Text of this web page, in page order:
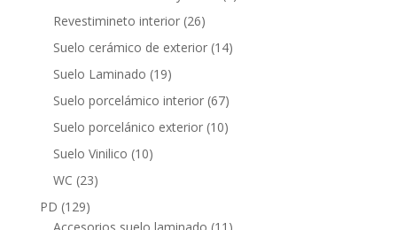
Revestimineto interior 2626
productos
Suelo cerámico de exterior 1414
Suelo Laminado 1919
productos
Suelo porcelámico interior 6767
productos
Suelo porcelánico exterior 1010
Suelo Vinilico 1010
WC 2323
PD 129129
productos
11